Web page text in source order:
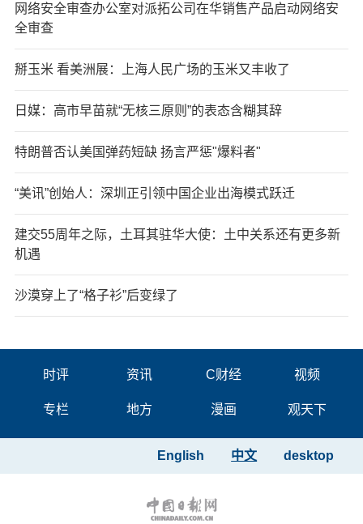
网络安全审查办公室对派拓公司在华销售产品启动网络安
全审查
掰玉米 看美洲展：上海人民广场的玉米又丰收了
日媒：高市早苗就“无核三原则”的表态含糊其辞
特朗普否认美国弹药短缺 扬言严惩"爆料者"
“美讯”创始人：深圳正引领中国企业出海模式跃迁
建交55周年之际，土耳其驻华大使：土中关系还有更多新
机遇
沙漠穿上了“格子衫”后变绿了
时评 资讯 C财经 视频
专栏 地方 漫画 观天下
desktop
中文
English